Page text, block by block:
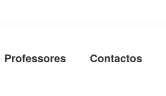
Professores Contactos